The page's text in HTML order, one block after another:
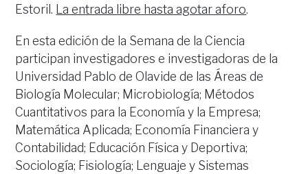
Estoril. La entrada libre hasta agotar aforo.
En esta edición de la Semana de la Ciencia
participan investigadores e investigadoras de la
Universidad Pablo de Olavide de las Áreas de
Biología Molecular; Microbiología; Métodos
Cuantitativos para la Economía y la Empresa;
Matemática Aplicada; Economía Financiera y
Contabilidad; Educación Física y Deportiva;
Sociología; Fisiología; Lenguaje y Sistemas